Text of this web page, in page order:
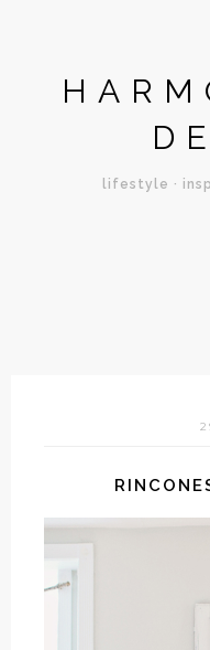
lifestyle ·